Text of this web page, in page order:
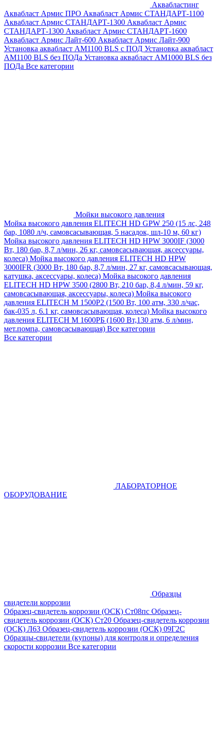
Аквабластинг
Аквабласт Армис ПРО Аквабласт Армис СТАНДАРТ-1100
Аквабласт Армис СТАНДАРТ-1300 Аквабласт Армис
СТАНДАРТ-1300 Аквабласт Армис СТАНДАРТ-1600
Аквабласт Армис Лайт-600 Аквабласт Армис Лайт-900
Установка аквабласт AM1100 BLS с ПОД Установка аквабласт
AM1100 BLS без ПОДа Установка аквабласт AM1000 BLS без
ПОДа Все категории
Мойки высокого давления
Мойка высокого давления ELITECH HD GPW 250 (15 лс, 248
бар, 1080 л/ч, самовсасывающая, 5 насадок, шл-10 м, 60 кг)
Мойка высокого давления ELITECH HD HPW 3000IF (3000
Вт, 180 бар, 8,7 л/мин, 26 кг, самовсасывающая, аксессуары,
колеса) Мойка высокого давления ELITECH HD HPW
3000IFR (3000 Вт, 180 бар, 8,7 л/мин, 27 кг, самовсасывающая,
катушка, аксессуары, колеса) Мойка высокого давления
ELITECH HD HPW 3500 (2800 Вт, 210 бар, 8,4 л/мин, 59 кг,
самовсасывающая, аксессуары, колеса) Мойка высокого
давления ELITECH M 1500P2 (1500 Вт, 100 атм, 330 л/час,
бак-035 л, 6.1 кг, самовсасывающая, колеса) Мойка высокого
давления ELITECH М 1600РБ (1600 Вт,130 атм, 6 л/мин,
мет.помпа, самовсасывающая) Все категории
Все категории
ЛАБОРАТОРНОЕ
ОБОРУДОВАНИЕ
Образцы
свидетели коррозии
Образец-свидетель коррозии (ОСК) Ст08пс Образец-
свидетель коррозии (ОСК) Ст20 Образец-свидетель коррозии
(ОСК) Л63 Образец-свидетель коррозии (ОСК) 09Г2С
Образцы-свидетели (купоны) для контроля и определения
скорости коррозии Все категории